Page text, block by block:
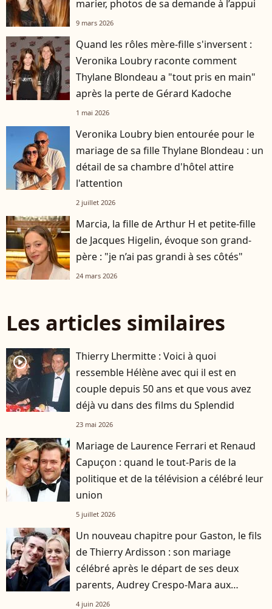
marier, photos de sa demande à l’appui
9 mars 2026
Quand les rôles mère-fille s'inversent :
Veronika Loubry raconte comment
Thylane Blondeau a "tout pris en main"
après la perte de Gérard Kadoche
1 mai 2026
Veronika Loubry bien entourée pour le
mariage de sa fille Thylane Blondeau : un
détail de sa chambre d'hôtel attire
l'attention
2 juillet 2026
Marcia, la fille de Arthur H et petite-fille
de Jacques Higelin, évoque son grand-
père : "je n’ai pas grandi à ses côtés"
24 mars 2026
Les articles similaires
player2
Thierry Lhermitte : Voici à quoi
ressemble Hélène avec qui il est en
couple depuis 50 ans et que vous avez
déjà vu dans des films du Splendid
23 mai 2026
Mariage de Laurence Ferrari et Renaud
Capuçon : quand le tout-Paris de la
politique et de la télévision a célébré leur
union
5 juillet 2026
Un nouveau chapitre pour Gaston, le fils
de Thierry Ardisson : son mariage
célébré après le départ de ses deux
parents, Audrey Crespo-Mara aux
premières loges
4 juin 2026